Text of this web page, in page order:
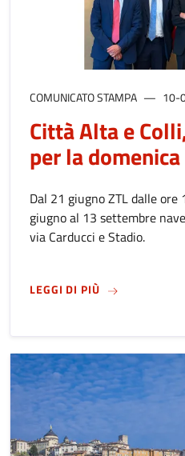
COMUNICATO STAMPA 10-
Città Alta e
per la
Dal 21 giugno ZTL dalle ore
giugno al 13 settembre
via Carducci e Stadio.
LEGGI DI PIÙSUCITTÀ ALTA